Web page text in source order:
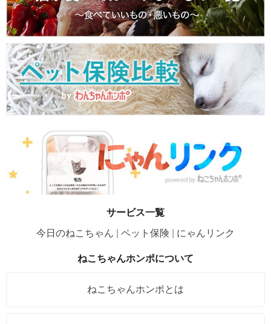
サービス一覧
今日のねこちゃん
ペット保険 にゃんリンク
ねこちゃんホンポについて
ねこちゃんホンポとは